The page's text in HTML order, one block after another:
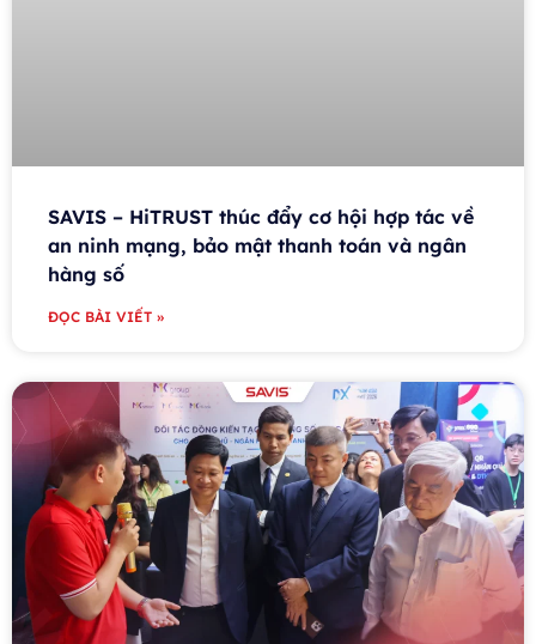
SAVIS – HiTRUST thúc đẩy cơ hội hợp tác về
an ninh mạng, bảo mật thanh toán và ngân
hàng số
ĐỌC BÀI VIẾT »